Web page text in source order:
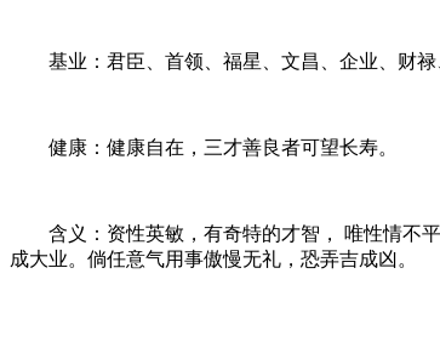
基业：君臣、首领、福星、文昌、企业、财禄
健康：健康自在，三才善良者可望长寿。
含义：资性英敏，有奇特的才智， 唯性情不平
成大业。倘任意气用事傲慢无礼，恐弄吉成凶。